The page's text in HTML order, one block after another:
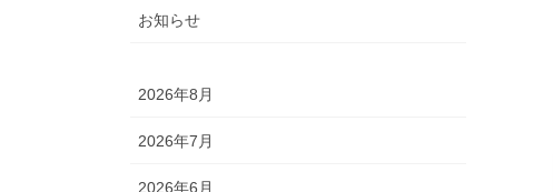
お知らせ
2026年8月
2026年7月
2026年6月